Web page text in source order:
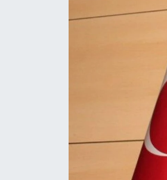
Politika